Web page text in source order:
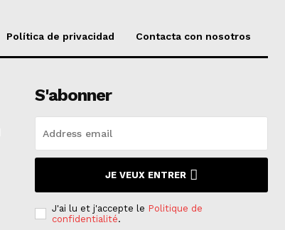
Política de privacidad Contacta con nosotros
S'abonner
JE VEUX ENTRER
J'ai lu et j'accepte le Politique de
confidentialité.